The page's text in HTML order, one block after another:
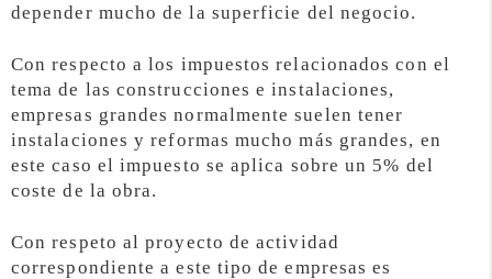
depender mucho de la superficie del negocio.
Con respecto a los impuestos relacionados con el
tema de las construcciones e instalaciones,
empresas grandes normalmente suelen tener
instalaciones y reformas mucho más grandes, en
este caso el impuesto se aplica sobre un 5% del
coste de la obra.
Con respeto al proyecto de actividad
correspondiente a este tipo de empresas es